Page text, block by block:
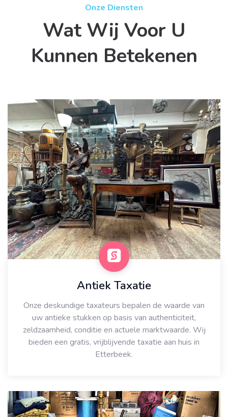
Onze Diensten
Wat Wij Voor U
Kunnen Betekenen
Antiek Taxatie
Onze deskundige taxateurs bepalen de waarde van
uw antieke stukken op basis van authenticiteit,
zeldzaamheid, conditie en actuele marktwaarde. Wij
bieden een gratis, vrijblijvende taxatie aan huis in
Etterbeek.